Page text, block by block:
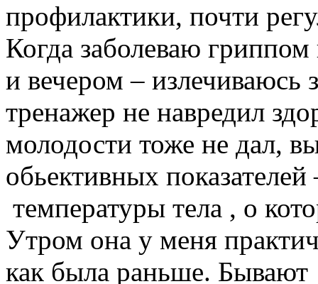
профилактики, почти
Когда заболеваю
и вечером – излечиваюсь
тренажер не навредил
молодости тоже не дал,
обьективных
температуры тела , о
Утром она у меня
как была раньше.